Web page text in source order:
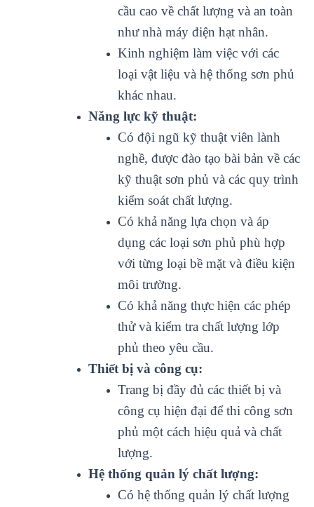
cầu cao về chất lượng và an toàn
như nhà máy điện hạt nhân.
Kinh nghiệm làm việc với các
loại vật liệu và hệ thống sơn phủ
khác nhau.
Năng lực kỹ thuật:
Có đội ngũ kỹ thuật viên lành
nghề, được đào tạo bài bản về các
kỹ thuật sơn phủ và các quy trình
kiểm soát chất lượng.
Có khả năng lựa chọn và áp
dụng các loại sơn phủ phù hợp
với từng loại bề mặt và điều kiện
môi trường.
Có khả năng thực hiện các phép
thử và kiểm tra chất lượng lớp
phủ theo yêu cầu.
Thiết bị và công cụ:
Trang bị đầy đủ các thiết bị và
công cụ hiện đại để thi công sơn
phủ một cách hiệu quả và chất
lượng.
Hệ thống quản lý chất lượng:
Có hệ thống quản lý chất lượng